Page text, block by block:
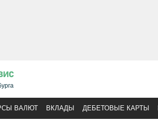
ВАЛЮТ ВКЛАДЫ ДЕБЕТОВЫЕ КАРТЫ